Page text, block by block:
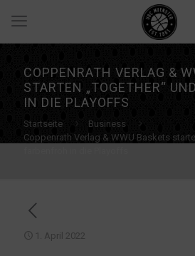
COPPENRATH VERLAG &
STARTEN „TOGETHER“
IN DIE PLAYOFFS
Startseite
Business
Coppenrath Verlag & WWU Baskets
1. April 2022